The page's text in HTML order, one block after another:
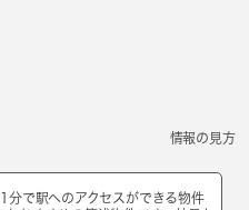
情報の見方
分で駅へのアクセスができる物件